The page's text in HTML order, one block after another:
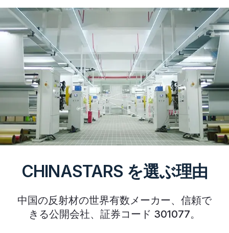
CHINASTARS を選ぶ理由
中国の反射材の世界有数メーカー、信頼で
きる公開会社、証券コード 301077。